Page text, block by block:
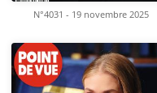
N°4031 - 19 novembre 2025